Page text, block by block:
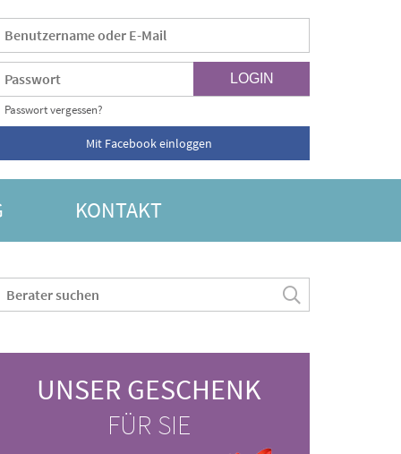
Passwort vergessen?
Mit Facebook einloggen
KONTAKT
UNSER GESCHENK
FÜR SIE